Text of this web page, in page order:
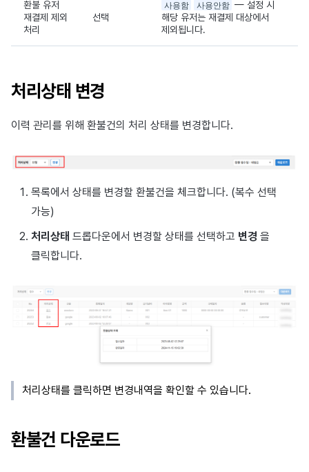
환불 유저
재결제 제외
처리
선택
사용함 사용안함 — 설정 시
해당 유저는 재결제 대상에서
제외됩니다.
처리상태 변경
이력 관리를 위해 환불건의 처리 상태를 변경합니다.
목록에서 상태를 변경할 환불건을 체크합니다. (복수 선택
가능)
처리상태 드롭다운에서 변경할 상태를 선택하고 변경 을
클릭합니다.
처리상태를 클릭하면 변경내역을 확인할 수 있습니다.
환불건 다운로드